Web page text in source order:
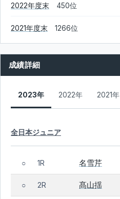
2022年度末 450位
2021年度末 1266位
成績詳細
2023年 2022年 2021年
全日本ジュニア
○ 1R 名雪芹
○ 2R 髙山揺